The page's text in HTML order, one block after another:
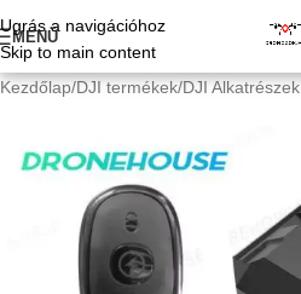
Ugrás a navigációhoz
Skip to main content
MENÜ
Kezdőlap/DJI termékek/DJI Alkatrészek